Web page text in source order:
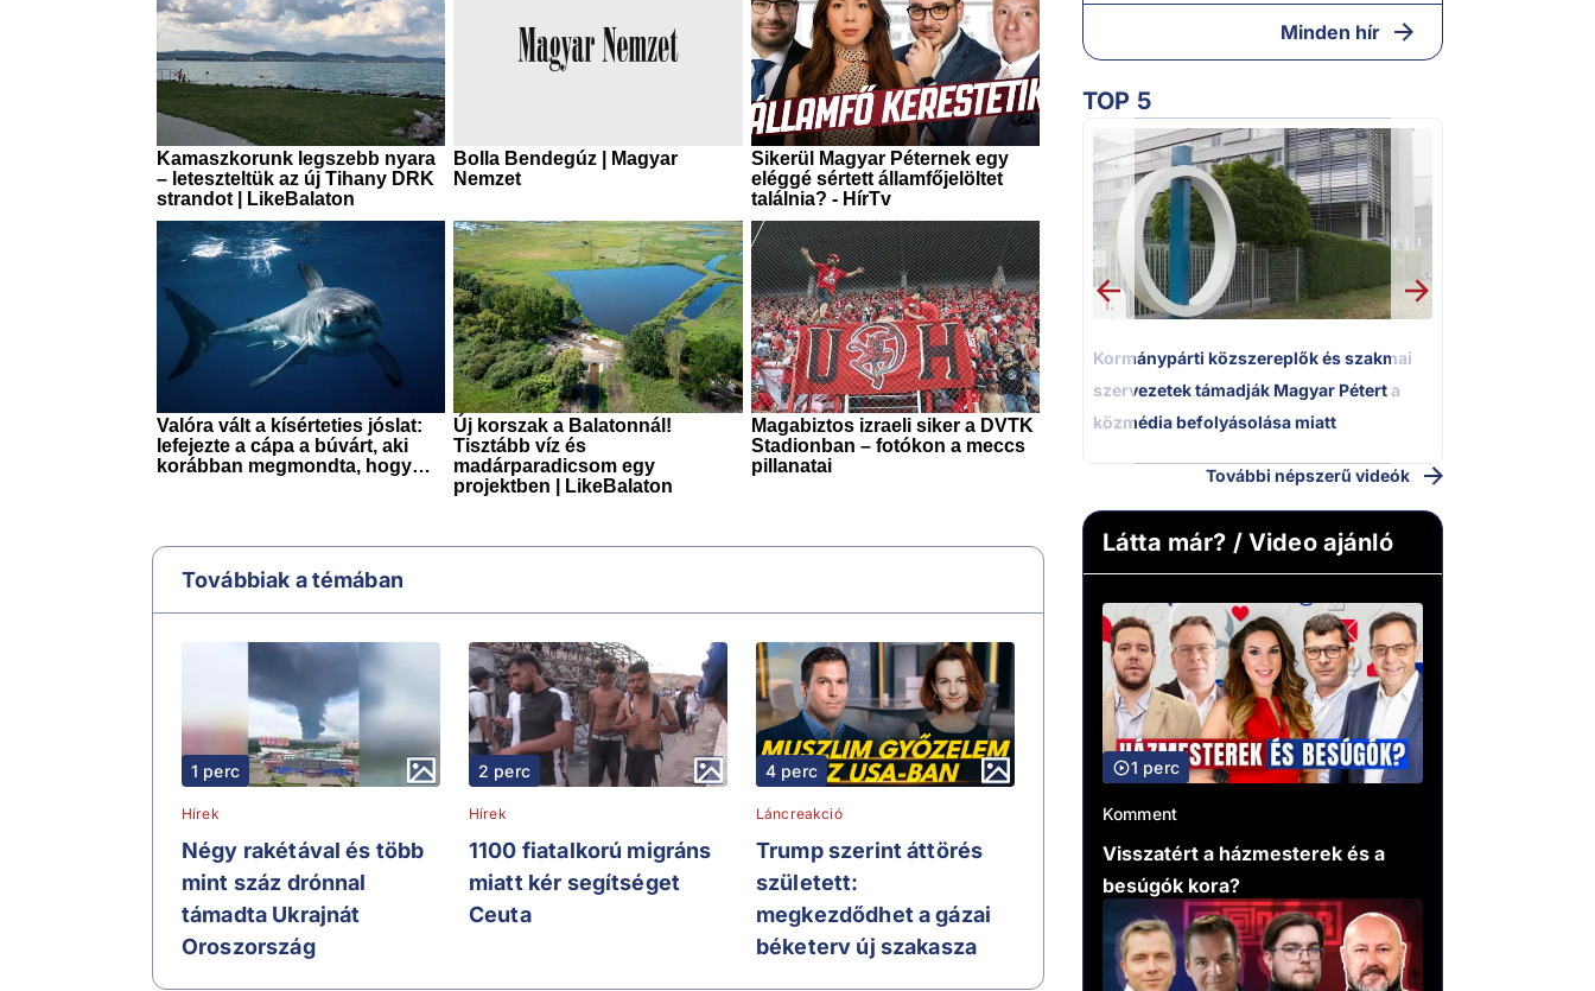
Továbbiak a témában
1 perc
Hírek
Négy rakétával és több
mint száz drónnal
támadta Ukrajnát
Oroszország
2 perc
Hírek
1100 fiatalkorú migráns
miatt kér segítséget
Ceuta
4 perc
Láncreakció
Trump szerint áttörés
született:
megkezdődhet a gázai
béketerv új szakasza
Minden hír
TOP 5
1.
Kormánypárti közszereplők és szakmai
szervezetek támadják Magyar Pétert a
közmédia befolyásolása miatt
További népszerű videók
Látta már? / Video ajánló
1 perc
Komment
Visszatért a házmesterek és a
besúgók kora?